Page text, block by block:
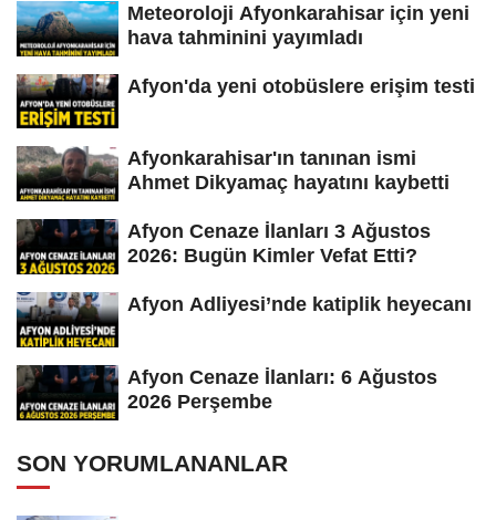
Meteoroloji Afyonkarahisar için yeni
hava tahminini yayımladı
Afyon'da yeni otobüslere erişim testi
Afyonkarahisar'ın tanınan ismi
Ahmet Dikyamaç hayatını kaybetti
Afyon Cenaze İlanları 3 Ağustos
2026: Bugün Kimler Vefat Etti?
Afyon Adliyesi’nde katiplik heyecanı
Afyon Cenaze İlanları: 6 Ağustos
2026 Perşembe
SON YORUMLANANLAR